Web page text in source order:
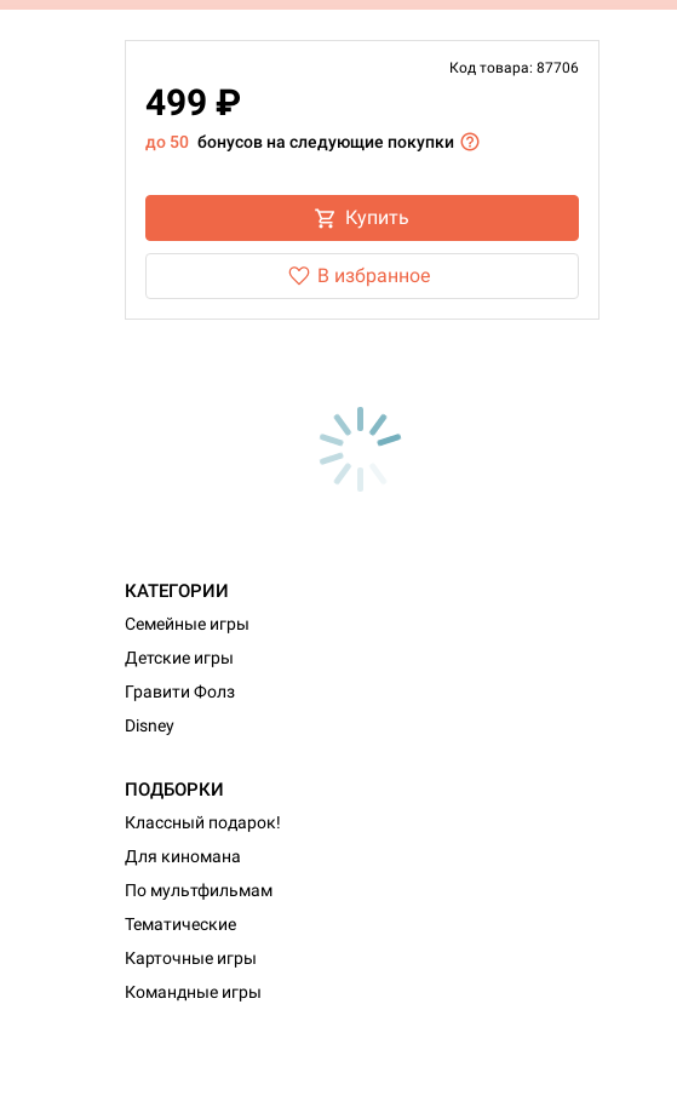
Код товара: 87706
499 ₽
до 50 бонусов на следующие покупки
Купить
В избранное
КАТЕГОРИИ
Семейные игры
Детские игры
Гравити Фолз
Disney
ПОДБОРКИ
Классный подарок!
Для киномана
По мультфильмам
Тематические
Карточные игры
Командные игры
Hobby World Журнал
Спецвыпуск: Братья